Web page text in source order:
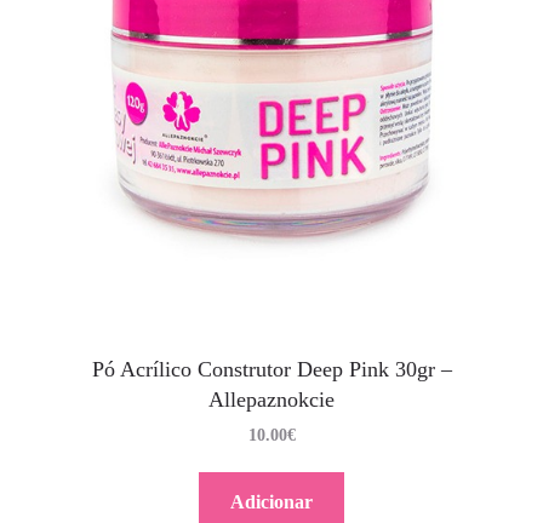
Pó Acrílico Construtor Deep Pink 30gr –
Allepaznokcie
10.00€
Adicionar